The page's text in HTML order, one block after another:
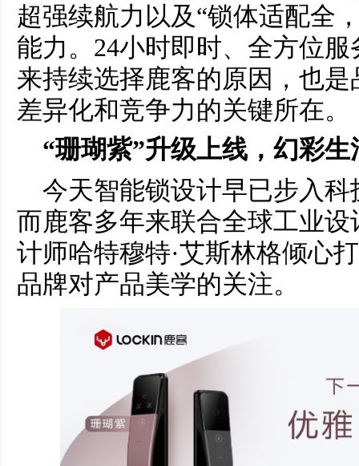
超强续航力以及“锁体适配全
能力。24小时即时、全方位
来持续选择鹿客的原因，也
差异化和竞争力的关键所在。
“珊瑚紫”升级上线，幻彩
今天智能锁设计早已步入
而鹿客多年来联合全球工业
计师哈特穆特·艾斯林格倾心
品牌对产品美学的关注。